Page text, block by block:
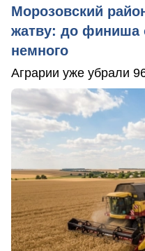
Морозовский
жатву: до финиша
немного
Аграрии уже убрали